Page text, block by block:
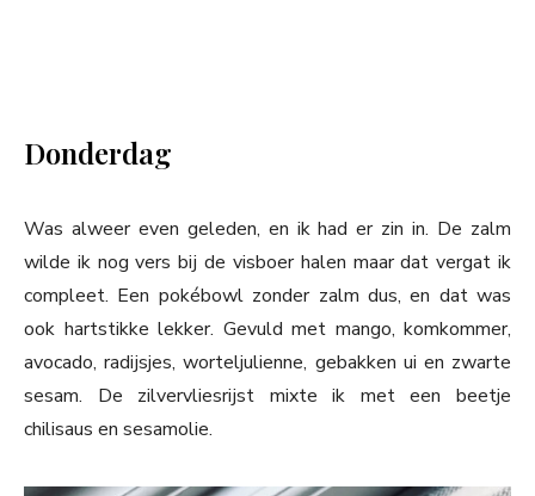
Donderdag
Was alweer even geleden, en ik had er zin in. De zalm
wilde ik nog vers bij de visboer halen maar dat vergat ik
compleet. Een pokébowl zonder zalm dus, en dat was
ook hartstikke lekker. Gevuld met mango, komkommer,
avocado, radijsjes, worteljulienne, gebakken ui en zwarte
sesam. De zilvervliesrijst mixte ik met een beetje
chilisaus en sesamolie.